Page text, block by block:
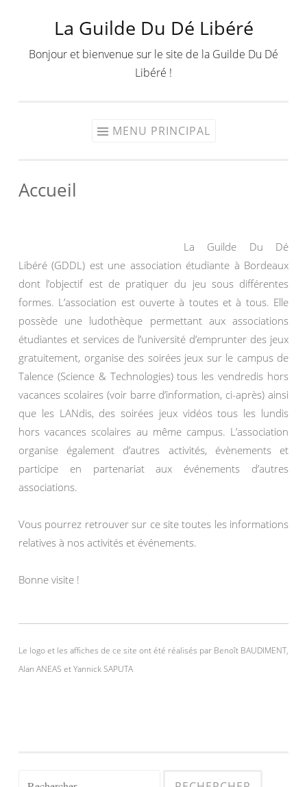
contenu
La Guilde Du Dé Libéré
Bonjour et bienvenue sur le site de la Guilde Du Dé
Libéré !
MENU PRINCIPAL
Accueil
La Guilde Du Dé
Libéré (GDDL) est une association étudiante à Bordeaux
dont l’objectif est de pratiquer du jeu sous différentes
formes. L’association est ouverte à toutes et à tous. Elle
possède une ludothèque permettant aux associations
étudiantes et services de l’université d’emprunter des jeux
gratuitement, organise des soirées jeux sur le campus de
Talence (Science & Technologies) tous les vendredis hors
vacances scolaires (voir barre d’information, ci-après) ainsi
que les LANdis, des soirées jeux vidéos tous les lundis
hors vacances scolaires au même campus. L’association
organise également d’autres activités, évènements et
participe en partenariat aux événements d’autres
associations.
Vous pourrez retrouver sur ce site toutes les informations
relatives à nos activités et événements.
Bonne visite !
Le logo et les affiches de ce site ont été réalisés par Benoît BAUDIMENT,
Alan ANEAS et Yannick SAPUTA
Rechercher :